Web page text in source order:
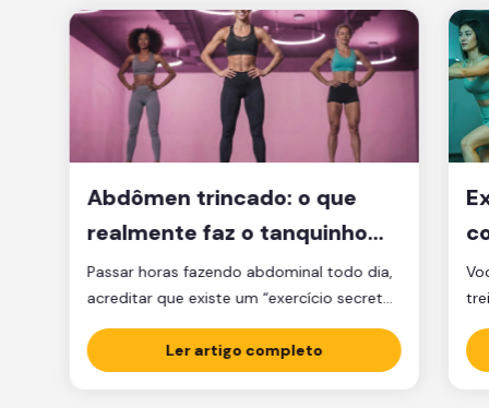
Abdômen trincado: o que
realmente faz o tanquinho
aparecer?
Passar horas fazendo abdominal todo dia,
acreditar que existe um “exercício secreto”
para secar a barriga ou ficar obcecado
com a balança são caminhos que muita
gente percorre, mas que raramente levam
Ler artigo completo